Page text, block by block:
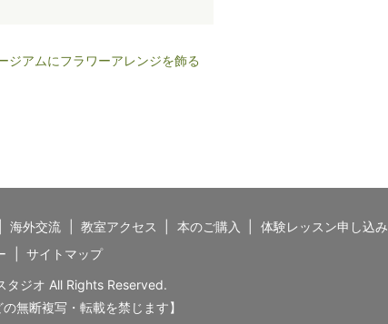
ジアムにフラワーアレンジを飾る
海外交流 教室アクセス 本のご購入
体験レッスン申し込み
サイトマップ
ジオ All Rights Reserved.
無断複写・転載を禁じます】